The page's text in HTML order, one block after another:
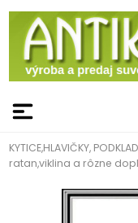
KYTICE,HLAVIČKY,
ratan,viklina a rôzne